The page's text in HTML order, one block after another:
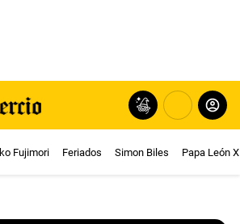
Fujimori Feriados Simon Biles Papa León